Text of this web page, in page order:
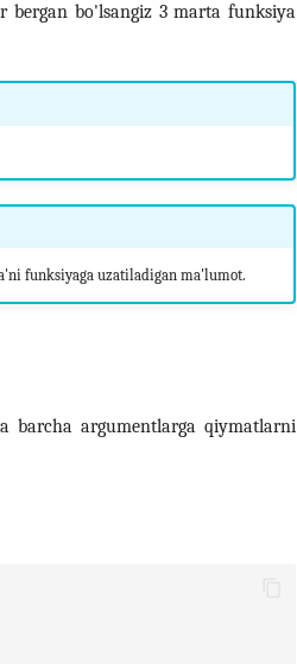
bergan bo'lsangiz 3 marta funksiya
funksiyaga uzatiladigan ma'lumot.
barcha argumentlarga qiymatlarni